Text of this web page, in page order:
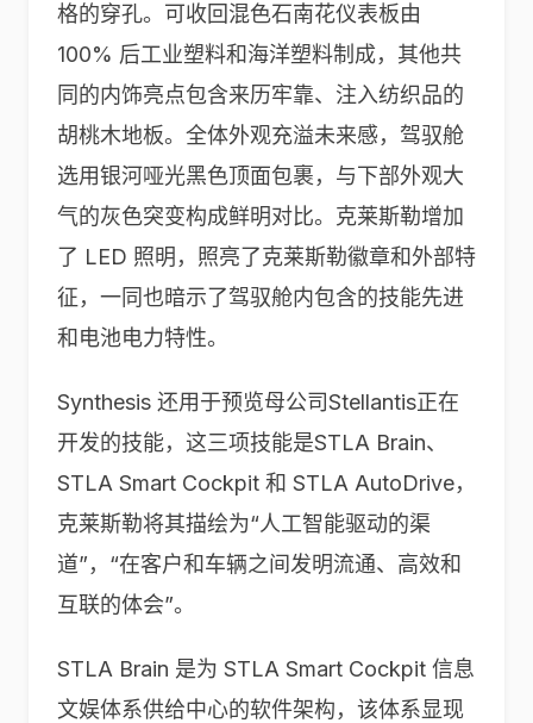
格的穿孔。可收回混色石南花仪表板由
100% 后工业塑料和海洋塑料制成，其他共
同的内饰亮点包含来历牢靠、注入纺织品的
胡桃木地板。全体外观充溢未来感，驾驭舱
选用银河哑光黑色顶面包裹，与下部外观大
气的灰色突变构成鲜明对比。克莱斯勒增加
了 LED 照明，照亮了克莱斯勒徽章和外部特
征，一同也暗示了驾驭舱内包含的技能先进
和电池电力特性。
Synthesis 还用于预览母公司Stellantis正在
开发的技能，这三项技能是STLA Brain、
STLA Smart Cockpit 和 STLA AutoDrive，
克莱斯勒将其描绘为“人工智能驱动的渠
道”，“在客户和车辆之间发明流通、高效和
互联的体会”。
STLA Brain 是为 STLA Smart Cockpit 信息
文娱体系供给中心的软件架构，该体系显现